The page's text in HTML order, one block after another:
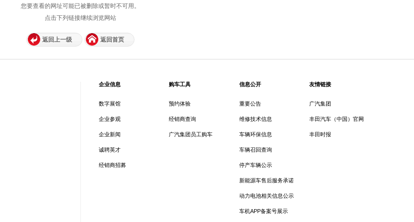
您要查看的网址可能已被删除或暂时不可用。
点击下列链接继续浏览网站
返回上一级 返回首页
企业信息
数字展馆
企业参观
企业新闻
诚聘英才
经销商招募
购车工具
预约体验
经销商查询
广汽集团员工购车
信息公开
重要公告
维修技术信息
车辆环保信息
车辆召回查询
停产车辆公示
新能源车售后服务承诺
动力电池相关信息公示
车机APP备案号展示
友情链接
广汽集团
丰田汽车（中国）官网
丰田时报